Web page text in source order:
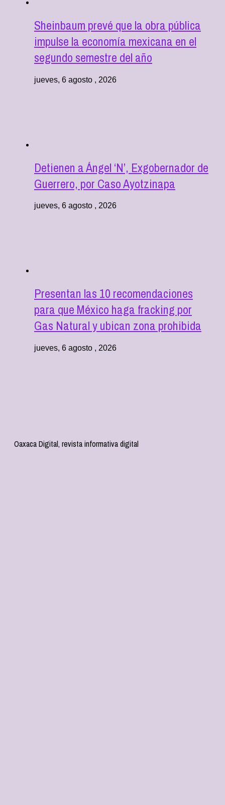
Sheinbaum prevé que la obra pública
impulse la economía mexicana en el
segundo semestre del año
jueves, 6 agosto , 2026
Detienen a Ángel ‘N’, Exgobernador de
Guerrero, por Caso Ayotzinapa
jueves, 6 agosto , 2026
Presentan las 10 recomendaciones
para que México haga fracking por
Gas Natural y ubican zona prohibida
jueves, 6 agosto , 2026
Oaxaca Digital, revista informativa digital